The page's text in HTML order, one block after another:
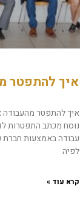
איך להתפטר
איך להתפטר
עבודה באמצעות
לפיה
קרא עוד »